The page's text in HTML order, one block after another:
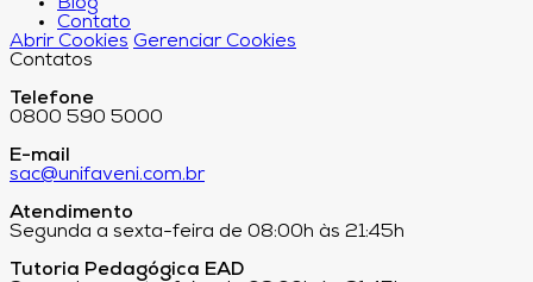
Contato
Abrir Cookies Gerenciar Cookies
Contatos
Telefone
0800 590 5000
E-mail
sac@unifaveni.com.br
Atendimento
Segunda a sexta-feira de 08:00h às 21:45h
Tutoria Pedagógica EAD